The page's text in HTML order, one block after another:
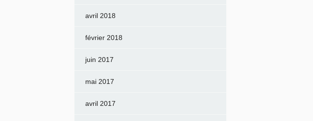
avril 2018
février 2018
juin 2017
mai 2017
avril 2017